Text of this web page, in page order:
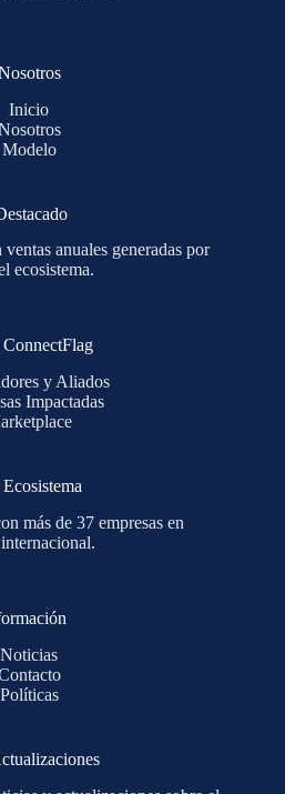
Inicio
Modelo
anuales generadas por
ecosistema.
ConnectFlag
y Aliados
Impactadas
más de 37 empresas en
Noticias
Políticas